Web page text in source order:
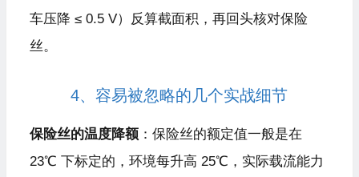
车压降 ≤ 0.5 V）反算截面积，再回头核对保险
丝。
4、容易被忽略的几个实战细节
保险丝的温度降额：保险丝的额定值一般是在
23℃ 下标定的，环境每升高 25℃，实际载流能力